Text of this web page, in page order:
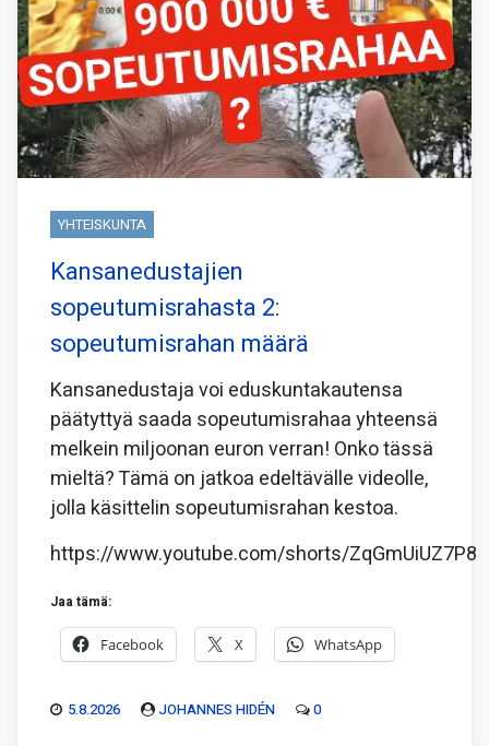
YHTEISKUNTA
Kansanedustajien
sopeutumisrahasta 2:
sopeutumisrahan määrä
Kansanedustaja voi eduskuntakautensa
päätyttyä saada sopeutumisrahaa yhteensä
melkein miljoonan euron verran! Onko tässä
mieltä? Tämä on jatkoa edeltävälle videolle,
jolla käsittelin sopeutumisrahan kestoa.
https://www.youtube.com/shorts/ZqGmUiUZ7P8
Jaa tämä:
Facebook X WhatsApp
5.8.2026 JOHANNES HIDÉN 0